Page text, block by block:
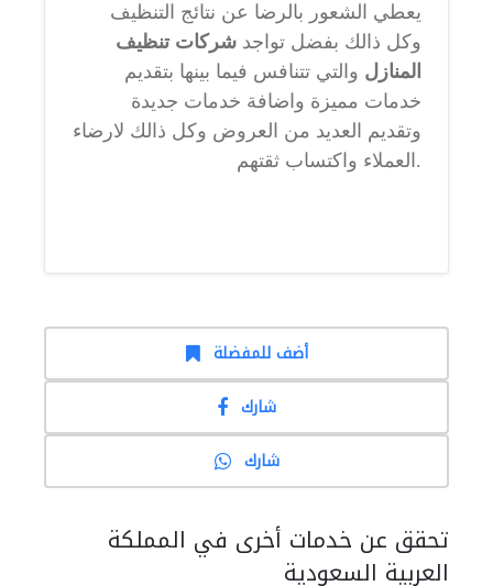
يعطي الشعور بالرضا عن نتائج التنظيف
وكل ذالك بفضل تواجد شركات تنظيف
المنازل والتي تتنافس فيما بينها بتقديم
خدمات مميزة واضافة خدمات جديدة
وتقديم العديد من العروض وكل ذالك لارضاء
العملاء واكتساب ثقتهم.
أضف للمفضلة
شارك
شارك
تحقق عن خدمات أخرى في المملكة
العربية السعودية